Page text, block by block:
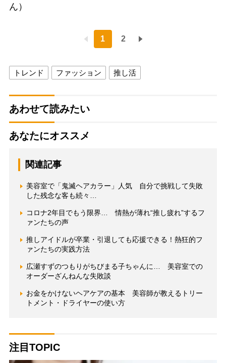
ん）
1 2
トレンド ファッション 推し活
あわせて読みたい
あなたにオススメ
関連記事
美容室で「鬼滅ヘアカラー」人気 自分で挑戦して失敗
した残念な客も続々…
コロナ2年目でもう限界… 情熱が薄れ“推し疲れ”するフ
ァンたちの声
推しアイドルが卒業・引退しても応援できる！熱狂的フ
ァンたちの実践方法
広瀬すずのつもりがちびまる子ちゃんに… 美容室での
オーダーざんねんな失敗談
お金をかけないヘアケアの基本 美容師が教えるトリー
トメント・ドライヤーの使い方
注目TOPIC